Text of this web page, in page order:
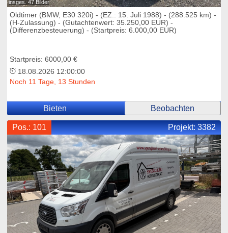
insges. 47 Bilder
Oldtimer (BMW, E30 320i) - (EZ.: 15. Juli 1988) - (288.525 km) -
(H-Zulassung) - (Gutachtenwert: 35.250,00 EUR) -
(Differenzbesteuerung) - (Startpreis: 6.000,00 EUR)
Startpreis: 6000,00 €
18.08.2026 12:00:00
Noch 11 Tage, 13 Stunden
Bieten Beobachten
Pos.: 101 Projekt:3382